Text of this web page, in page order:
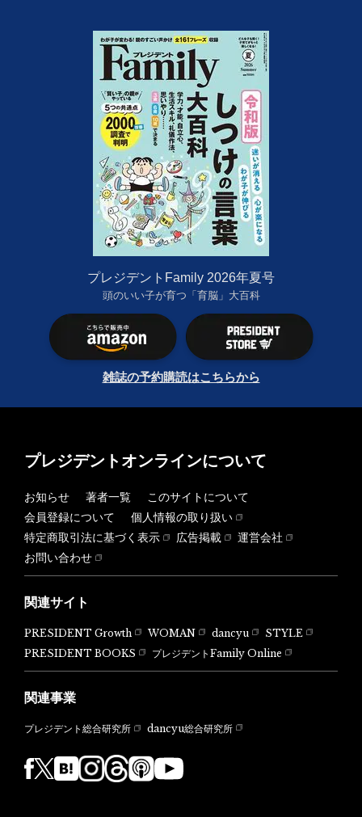
プレジデントFamily 2026年夏号
頭のいい子が育つ「育脳」大百科
雑誌の予約購読はこちらから
プレジデントオンラインについて
お知らせ 著者一覧
このサイトについて
会員登録について
個人情報の取り扱い
特定商取引法に基づく表示
広告掲載
運営会社
お問い合わせ
関連サイト
PRESIDENT Growth WOMAN dancyu
STYLE
PRESIDENT BOOKS
プレジデントFamily Online
関連事業
プレジデント総合研究所 dancyu総合研究所